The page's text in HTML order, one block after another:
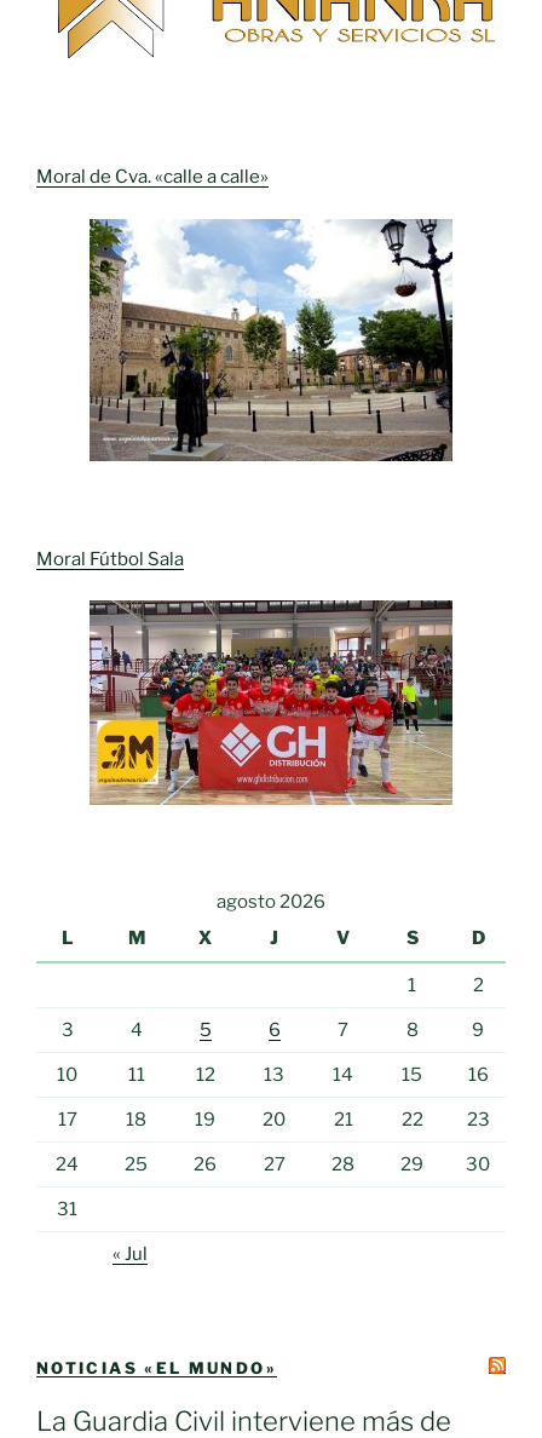
Moral de Cva. «calle a calle»
Moral Fútbol Sala
agosto 2026
L
M X J V S D
1 2
3 4 5 6 7 8 9
10 11 12 13 14 15 16
17 18 19 20 21 22 23
24 25 26 27 28 29 30
31
« Jul
NOTICIAS «EL MUNDO»
La Guardia Civil interviene más de